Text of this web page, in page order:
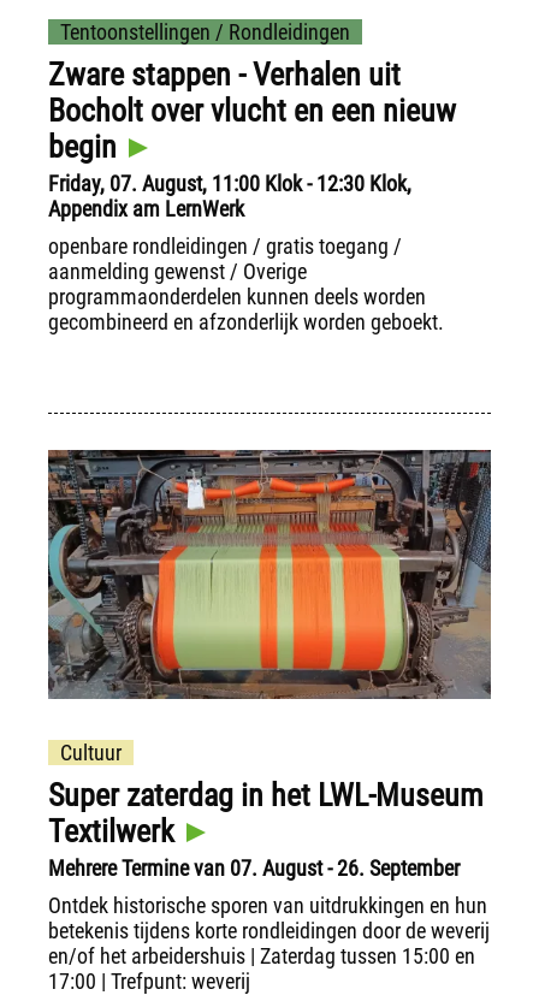
Tentoonstellingen / Rondleidingen
Zware stappen - Verhalen uit
Bocholt over vlucht en een nieuw
begin
Friday, 07. August, 11:00 Klok - 12:30 Klok,
Appendix am LernWerk
openbare rondleidingen / gratis toegang /
aanmelding gewenst / Overige
programmaonderdelen kunnen deels worden
gecombineerd en afzonderlijk worden geboekt.
Cultuur
Super zaterdag in het LWL-Museum
Textilwerk
Mehrere Termine van 07. August - 26. September
Ontdek historische sporen van uitdrukkingen en hun
betekenis tijdens korte rondleidingen door de weverij
en/of het arbeidershuis | Zaterdag tussen 15:00 en
17:00 | Trefpunt: weverij